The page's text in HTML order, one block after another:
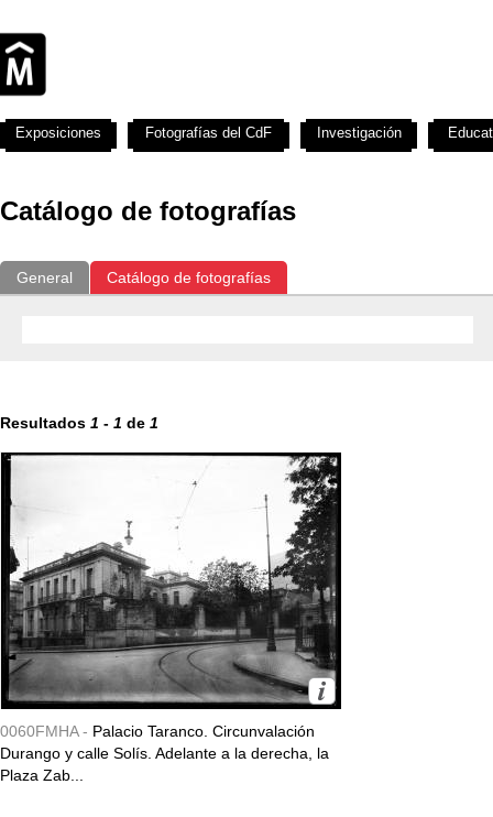
Catálogo de fotografías
General Catálogo de fotografías
Resultados 1 - 1 de 1
0060FMHA - Palacio Taranco. Circunvalación
Durango y calle Solís. Adelante a la derecha, la
Plaza Zab...
Exposiciones Fotografías del CdF Investigación